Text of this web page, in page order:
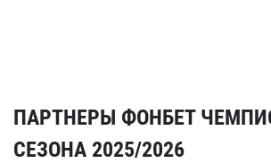
ПАРТНЕРЫ ФОНБЕТ
СЕЗОНА 2025/2026